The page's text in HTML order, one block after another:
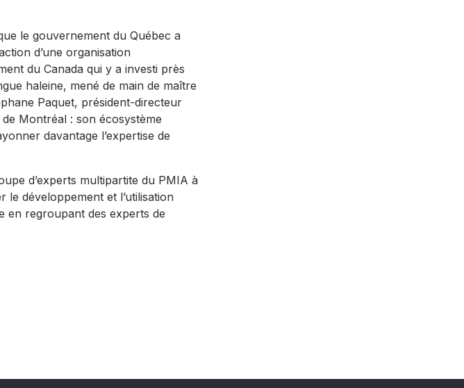
le gouvernement du Québec a
d’une organisation
du Canada qui y a investi près
haleine, mené de main de maître
Paquet, président-directeur
Montréal : son écosystème
davantage l’expertise de
d’experts multipartite du PMIA à
développement et l’utilisation
en regroupant des experts de